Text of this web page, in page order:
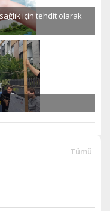
için tehdit olarak
Tümü